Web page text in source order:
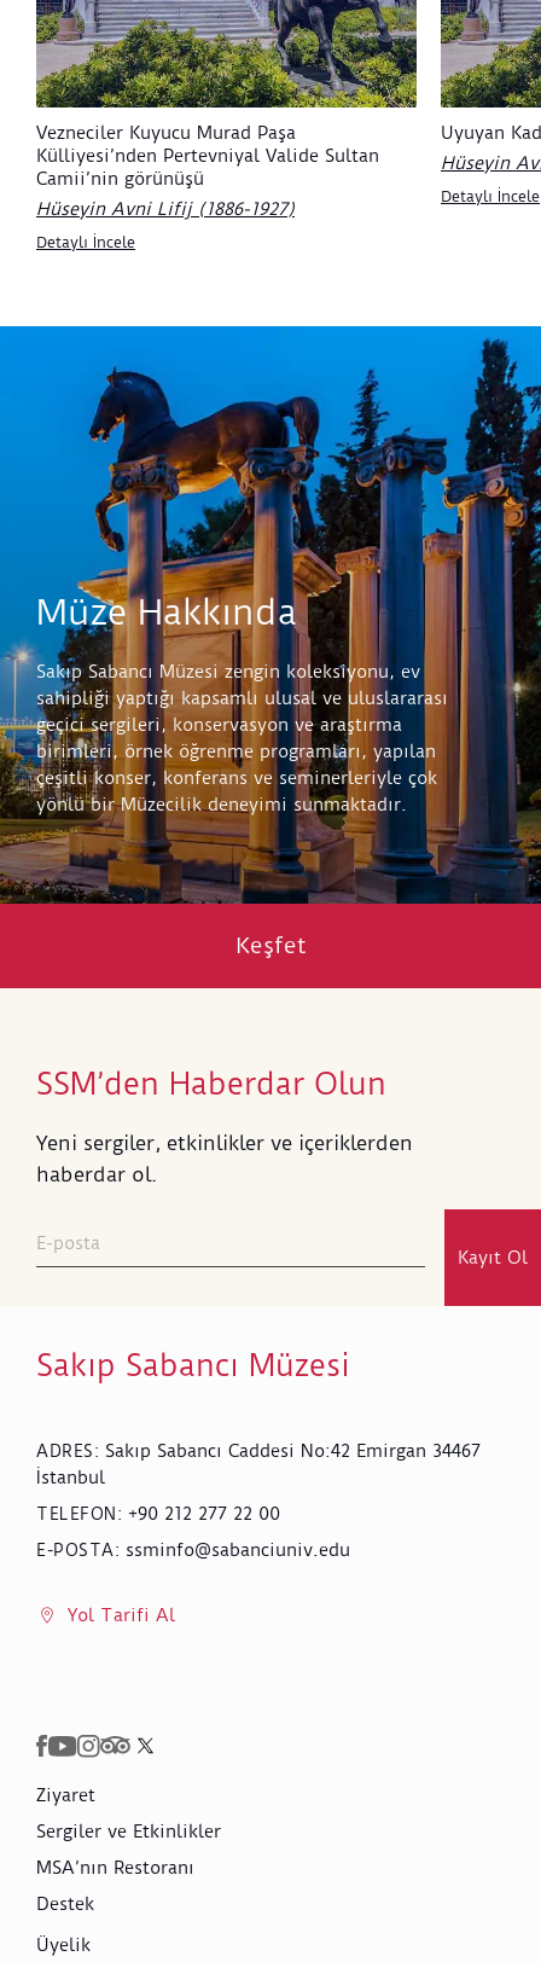
Vezneciler Kuyucu Murad Paşa
Külliyesi’nden Pertevniyal Valide Sultan
Camii’nin görünüşü
Hüseyin Avni Lifij (1886-1927)
Detaylı İncele
Uyuyan
Hüseyin
Detaylı İncele
Müze Hakkında
Sakıp Sabancı Müzesi zengin koleksiyonu, ev
sahipliği yaptığı kapsamlı ulusal ve uluslararası
geçici sergileri, konservasyon ve araştırma
birimleri, örnek öğrenme programları, yapılan
çeşitli konser, konferans ve seminerleriyle çok
yönlü bir Müzecilik deneyimi sunmaktadır.
Keşfet
SSM’den Haberdar Olun
Yeni sergiler, etkinlikler ve içeriklerden
haberdar ol.
Kayıt Ol
Sakıp Sabancı Müzesi
ADRES: Sakıp Sabancı Caddesi No:42 Emirgan 34467
İstanbul
TELEFON : +90 212 277 22 00
E-POSTA: ssminfo@sabanciuniv.edu
Yol Tarifi Al
Ziyaret
Sergiler ve Etkinlikler
MSA’nın Restoranı
Destek
Üyelik